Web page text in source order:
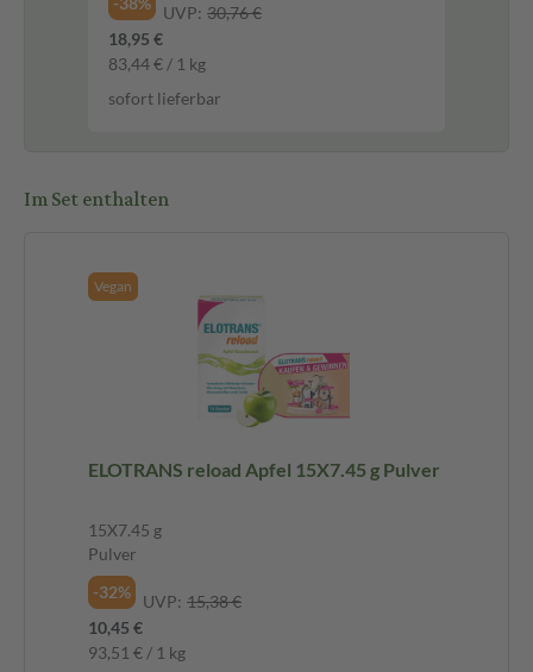
UVP: 30,76 €
18,95 €
83,44 € / 1 kg
sofort lieferbar
Im Set enthalten
Vegan
ELOTRANS reload Apfel 15X7.45 g Pulver
15X7.45 g
Pulver
-32%
UVP: 15,38 €
10,45 €
93,51 € / 1 kg